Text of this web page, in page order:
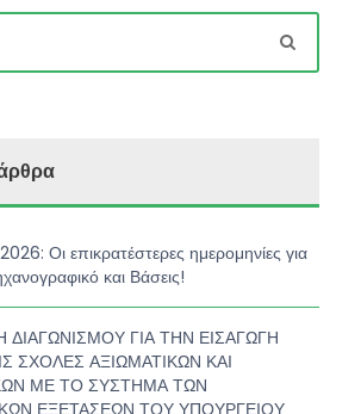
Οι επικρατέστερες ημερομηνίες για
και Βάσεις!
ΓΙΑ ΤΗΝ ΕΙΣΑΓΩΓΗ
ΣΧΟΛΕΣ ΑΞΙΩΜΑΤΙΚΩΝ ΚΑΙ
ΜΕ ΤΟ ΣΥΣΤΗΜΑ ΤΩΝ
ΕΞΕΤΑΣΕΩΝ ΤΟΥ ΥΠΟΥΡΓΕΙΟΥ